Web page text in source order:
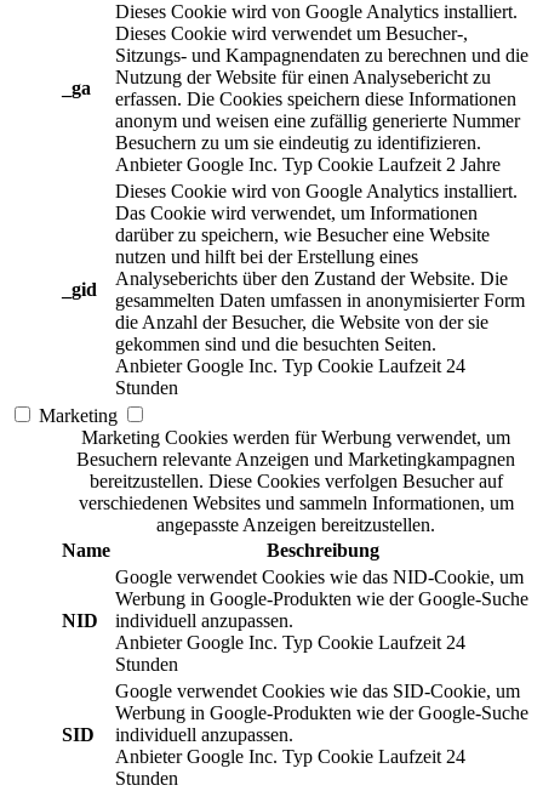
_ga
Dieses Cookie wird von Google Analytics installiert.
Dieses Cookie wird verwendet um Besucher-,
Sitzungs- und Kampagnendaten zu berechnen und die
Nutzung der Website für einen Analysebericht zu
erfassen. Die Cookies speichern diese Informationen
anonym und weisen eine zufällig generierte Nummer
Besuchern zu um sie eindeutig zu identifizieren.
Anbieter Google Inc. Typ Cookie Laufzeit 2 Jahre
_gid
Dieses Cookie wird von Google Analytics installiert.
Das Cookie wird verwendet, um Informationen
darüber zu speichern, wie Besucher eine Website
nutzen und hilft bei der Erstellung eines
Analyseberichts über den Zustand der Website. Die
gesammelten Daten umfassen in anonymisierter Form
die Anzahl der Besucher, die Website von der sie
gekommen sind und die besuchten Seiten.
Anbieter Google Inc. Typ Cookie Laufzeit 24
Stunden
Marketing
Marketing Cookies werden für Werbung verwendet, um
Besuchern relevante Anzeigen und Marketingkampagnen
bereitzustellen. Diese Cookies verfolgen Besucher auf
verschiedenen Websites und sammeln Informationen, um
angepasste Anzeigen bereitzustellen.
Name
Beschreibung
NID
Google verwendet Cookies wie das NID-Cookie, um
Werbung in Google-Produkten wie der Google-Suche
individuell anzupassen.
Anbieter Google Inc. Typ Cookie Laufzeit 24
Stunden
SID
Google verwendet Cookies wie das SID-Cookie, um
Werbung in Google-Produkten wie der Google-Suche
individuell anzupassen.
Anbieter Google Inc. Typ Cookie Laufzeit 24
Stunden